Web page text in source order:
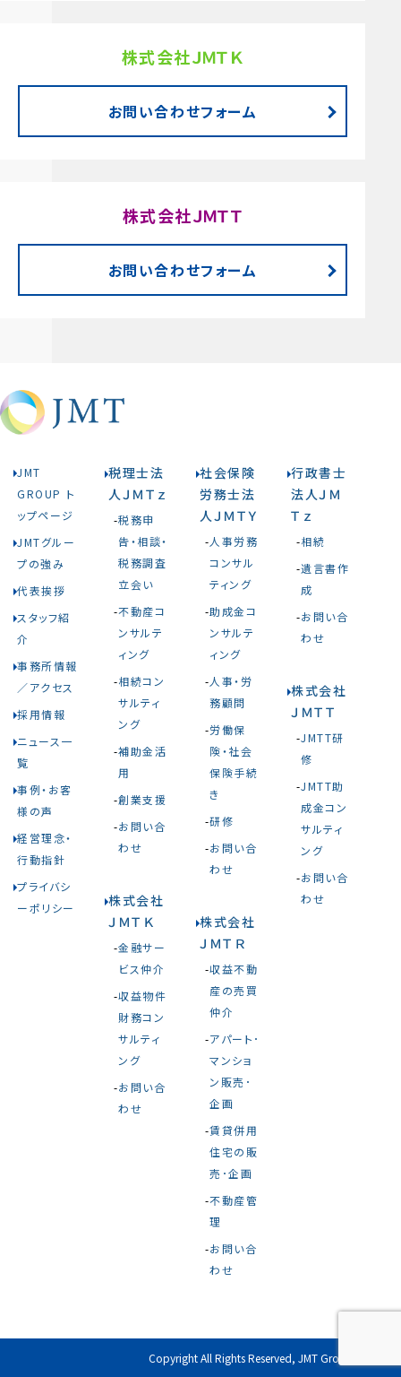
株式会社ＪＭＴＫ
お問い合わせフォーム
株式会社ＪＭＴＴ
お問い合わせフォーム
JMT
GROUP ト
ップページ
JMTグルー
プの強み
代表挨拶
スタッフ紹
介
事務所情報
／アクセス
採用情報
ニュース一
覧
事例・お客
様の声
経営理念・
行動指針
プライバシ
ーポリシー
税理士法
人ＪＭＴｚ
税務申
告・相談・
税務調査
立会い
不動産コ
ンサルテ
ィング
相続コン
サルティ
ング
補助金活
用
創業支援
お問い合
わせ
株式会社
ＪＭＴＫ
金融サー
ビス仲介
収益物件
財務コン
サルティ
ング
お問い合
わせ
社会保険
労務士法
人ＪＭＴＹ
人事労務
コンサル
ティング
助成金コ
ンサルテ
ィング
人事・労
務顧問
労働保
険・社会
保険手続
き
研修
お問い合
わせ
株式会社
ＪＭＴＲ
収益不動
産の売買
仲介
アパート･
マンショ
ン販売･
企画
賃貸併用
住宅の販
売･企画
不動産管
理
お問い合
わせ
行政書士
法人ＪＭ
Ｔｚ
相続
遺言書作
成
お問い合
わせ
株式会社
ＪＭＴＴ
JMTT研
修
JMTT助
成金コン
サルティ
ング
お問い合
わせ
Copyright All Rights Reserved, JMT Group 2023.